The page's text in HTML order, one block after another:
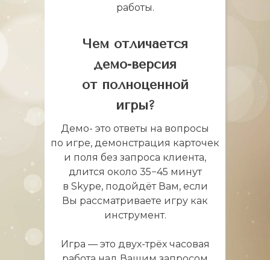
работы.
Чем отличается
демо-версия
от полноценной
игры?
Демо- это ответы на вопросы
по игре, демонстрация карточек
и поля без запроса клиента,
длится около 35−45 минут
в Skype, подойдёт Вам, если
Вы рассматриваете игру как
инструмент.
Игра — это двух-трёх часовая